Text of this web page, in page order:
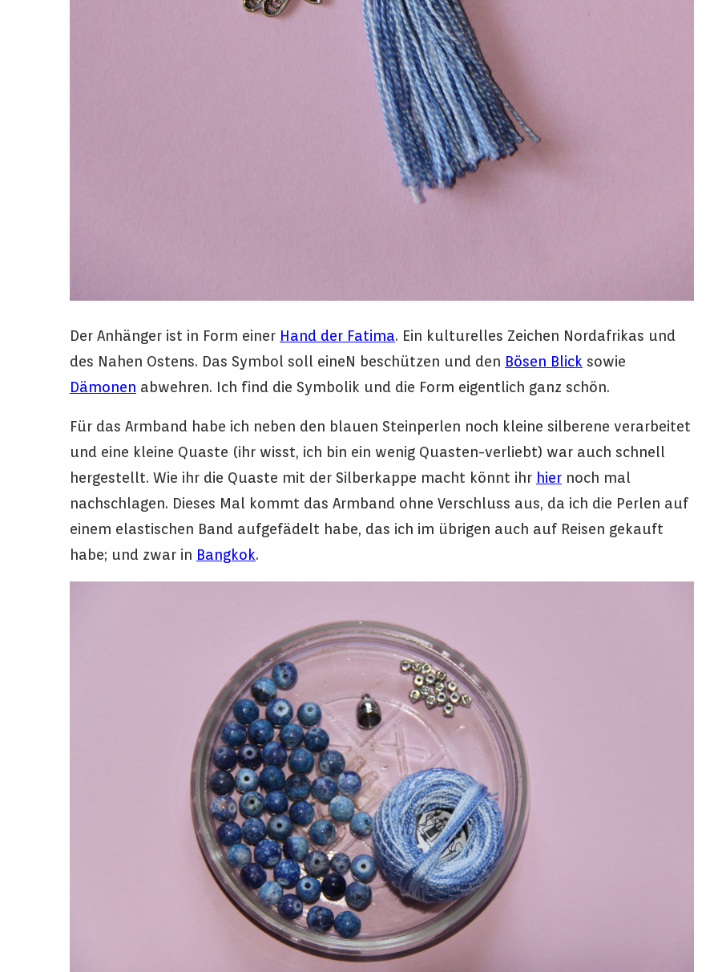
Der Anhänger ist in Form einer Hand der Fatima. Ein kulturelles Zeichen Nordafrikas und
des Nahen Ostens. Das Symbol soll eineN beschützen und den Bösen Blick sowie
Dämonen abwehren. Ich find die Symbolik und die Form eigentlich ganz schön.
Für das Armband habe ich neben den blauen Steinperlen noch kleine silberene verarbeitet
und eine kleine Quaste (ihr wisst, ich bin ein wenig Quasten-verliebt) war auch schnell
hergestellt. Wie ihr die Quaste mit der Silberkappe macht könnt ihr hier noch mal
nachschlagen. Dieses Mal kommt das Armband ohne Verschluss aus, da ich die Perlen auf
einem elastischen Band aufgefädelt habe, das ich im übrigen auch auf Reisen gekauft
habe; und zwar in Bangkok.